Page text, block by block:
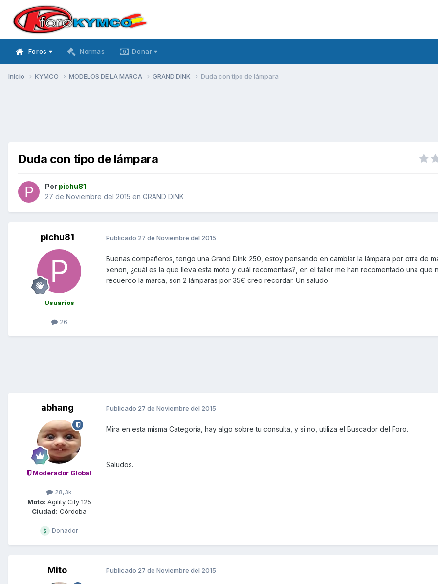
Foros Normas Donar
Inicio KYMCO MODELOS DE LA MARCA GRAND DINK Duda con tipo de lámpara
Duda con tipo de lámpara
Por pichu81
27 de Noviembre del 2015 en GRAND DINK
pichu81
Usuarios
26
Publicado 27 de Noviembre del 2015
Buenas compañeros, tengo una Grand Dink 250, estoy pensando en cambiar la lámpara por otra de
xenon, ¿cuál es la que lleva esta moto y cuál recomentais?, en el taller me han recomentado una que
recuerdo la marca, son 2 lámparas por 35€ creo recordar. Un saludo
abhang
Moderador Global
28,3k
Moto: Agility City 125
Ciudad: Córdoba
Donador
Publicado 27 de Noviembre del 2015
Mira en esta misma Categoría, hay algo sobre tu consulta, y si no, utiliza el Buscador del Foro.
Saludos.
Mito Publicado 27 de Noviembre del 2015